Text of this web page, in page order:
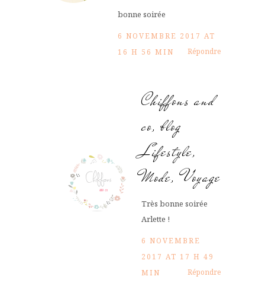
bonne soirée
6 NOVEMBRE 2017 AT
16 H 56 MIN
Répondre
Chiffons and
co, blog
Lifestyle,
Mode, Voyage
Très bonne soirée
Arlette !
6 NOVEMBRE
2017 AT 17 H 49
MIN
Répondre